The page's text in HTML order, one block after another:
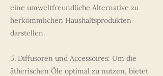
eine umweltfreundliche Alternative zu
herkömmlichen Haushaltsprodukten
darstellen.
5. Diffusoren und Accessoires: Um die
ätherischen Öle optimal zu nutzen, bietet